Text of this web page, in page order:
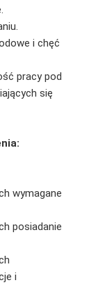
i chęć
pracy pod
się
wymagane
posiadanie
i